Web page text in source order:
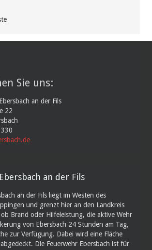
Sie uns:
an der Fils
22
an der Fils
an der Fils liegt im Westen des
und grenzt hier an den Landkreis
ob Brand oder Hilfeleistung, die aktive Wehr
von Ebersbach 24 Stunden am Tag,
zur Verfügung. Dabei wird eine Fläche
Die Feuerwehr Ebersbach ist für